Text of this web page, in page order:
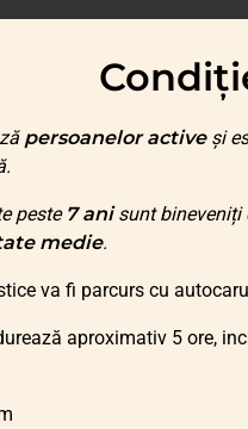
persoanelor activeși
peste 7 anisunt bineveniți
medie.
va fi parcurs cu
aproximativ 5 ore,